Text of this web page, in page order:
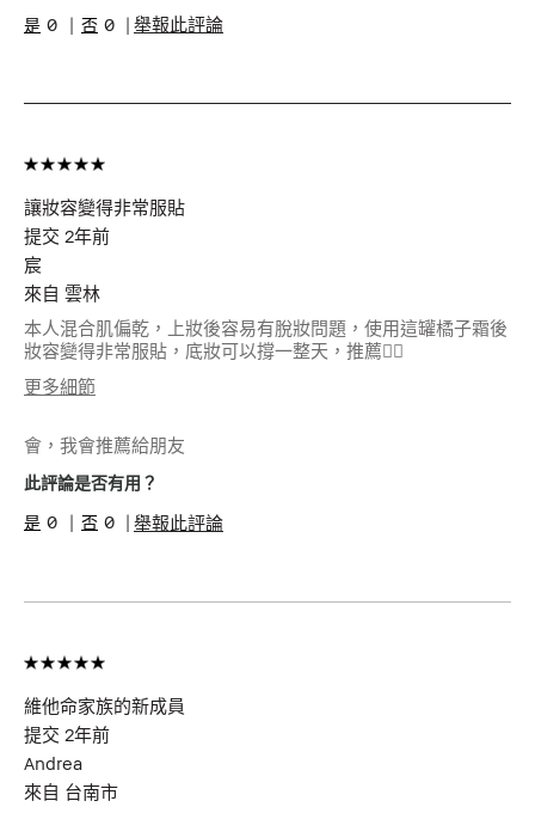
產品優點
您是因為獲得報酬或獎勵（例如免費產
是
0 0 舉報此評論
讓妝容變得非常服貼
提交 2年前
宸
來自 雲林
本人混合肌偏乾，上妝後容易有脫妝問題，使用這罐橘子霜後
妝容變得非常服貼，底妝可以撐一整天，推薦👍🏻
更多細節
肌膚類型
肌膚色調
肌膚問題
美白淡斑/防曬
費試用品
會，我會推薦給朋友
此評論是否有用？
0 0 舉報此評論
維他命家族的新成員
提交 2年前
Andrea
來自 台南市